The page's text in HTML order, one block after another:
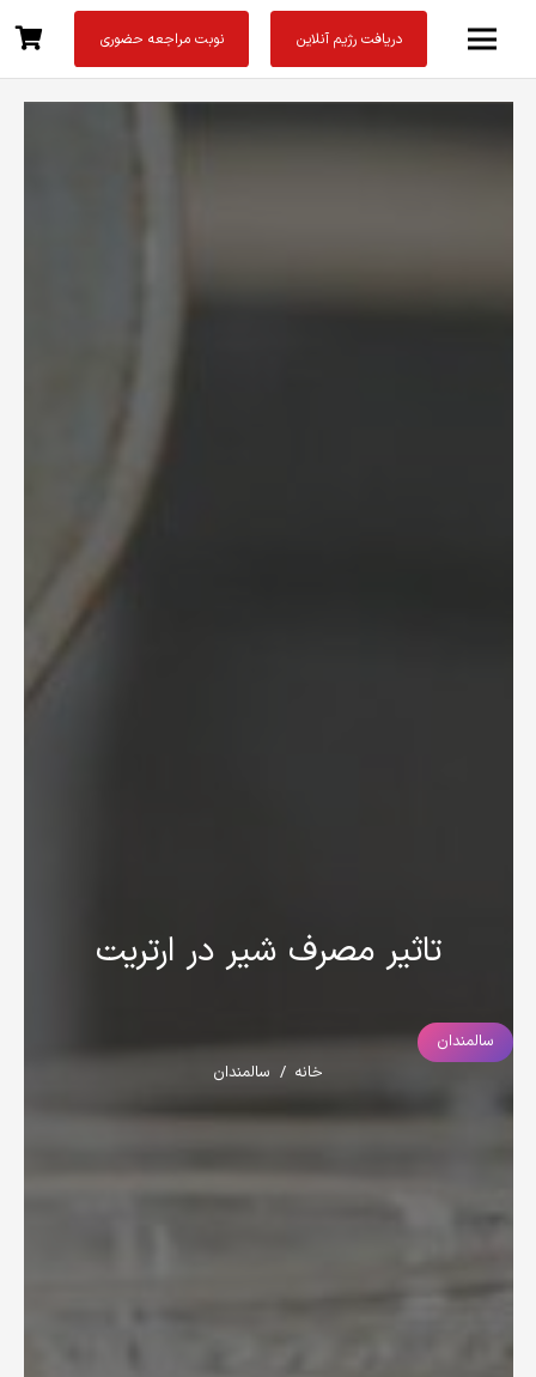
دریافت رژیم آنلاین نوبت مراجعه حضوری
تاثیر مصرف شیر در ارتریت
سالمندان
خانه / سالمندان